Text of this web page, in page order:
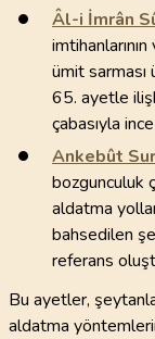
Âl-i İmrân
ümit sarması
65. ayetle
çabasıyla
Ankebût
bozgunculuk
aldatma
bahsedilen
referans
Bu ayetler,
aldatma